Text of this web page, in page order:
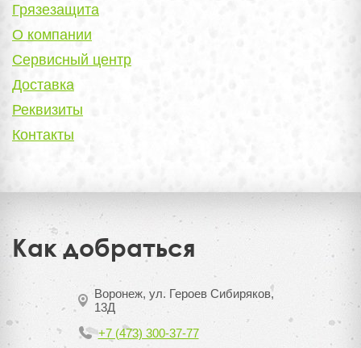
Грязезащита
О компании
Сервисный центр
Доставка
Реквизиты
Контакты
Как добраться
Воронеж, ул. Героев Сибиряков,
13Д
+7 (473) 300-37-77